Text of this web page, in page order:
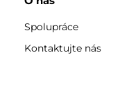
Spolupráce
Kontaktujte nás